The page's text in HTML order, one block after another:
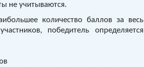
не учитываются.
количество баллов за весь
победитель определяется